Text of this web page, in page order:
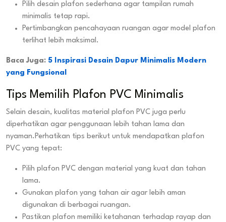
Pilih desain plafon sederhana agar tampilan rumah
minimalis tetap rapi.
Pertimbangkan pencahayaan ruangan agar model plafon
terlihat lebih maksimal.
Baca Juga: 5 Inspirasi Desain Dapur Minimalis Modern
yang Fungsional
Tips Memilih Plafon PVC Minimalis
Selain desain, kualitas material plafon PVC juga perlu
diperhatikan agar penggunaan lebih tahan lama dan
nyaman.Perhatikan tips berikut untuk mendapatkan plafon
PVC yang tepat:
Pilih plafon PVC dengan material yang kuat dan tahan
lama.
Gunakan plafon yang tahan air agar lebih aman
digunakan di berbagai ruangan.
Pastikan plafon memiliki ketahanan terhadap rayap dan